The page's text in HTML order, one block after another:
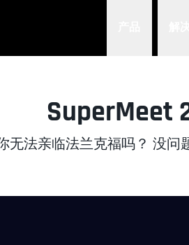
SuperMeet
无法亲临法兰克福吗？ 没问